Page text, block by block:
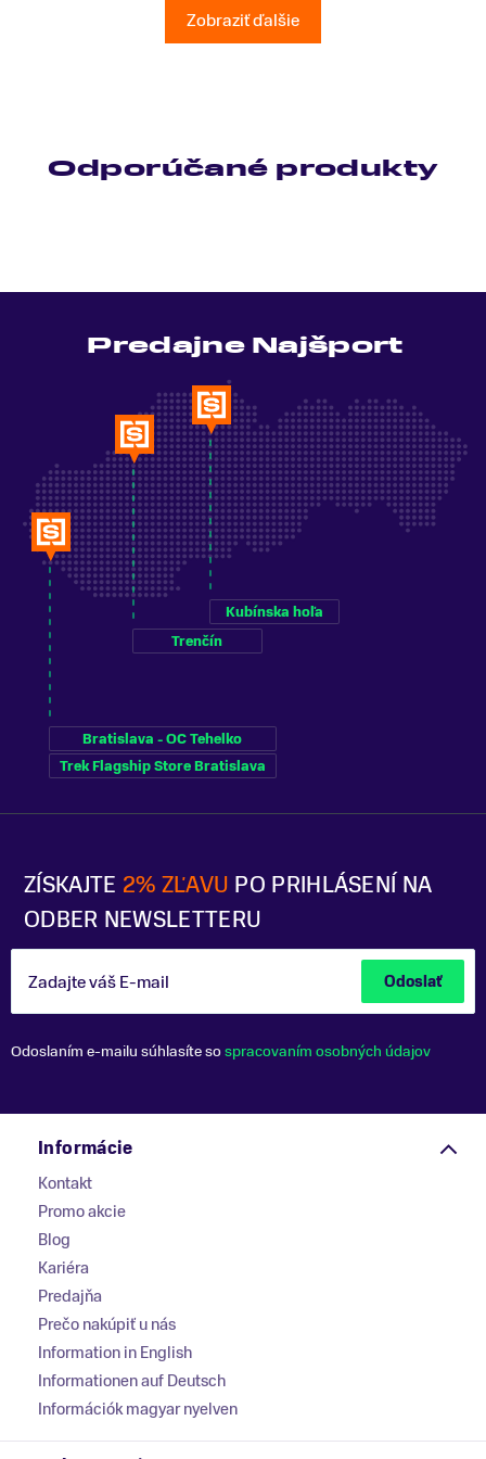
Ešte raz ďakujem.Zobraziť ďalšie
Odporúčané produkty
ZÍSKAJTE 2% ZĽAVU PO PRIHLÁSENÍ NA
ODBER NEWSLETTERU
Zadajte váš E-mail Odoslať
Odoslaním e-mailu súhlasíte sospracovaním osobných údajov
Predajne Najšport
Bratislava - OC Tehelko
Trek Flagship Store Bratislava
Trenčín
Kubínska hoľa
Informácie
Kontakt
Promo akcie
Blog
Kariéra
Predajňa
Prečo nakúpiť u nás
Information in English
Informationen auf Deutsch
Információk magyar nyelven